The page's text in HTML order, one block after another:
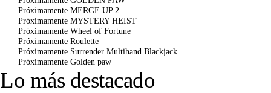
Próximamente MERGE UP 2
Próximamente MYSTERY HEIST
Próximamente Wheel of Fortune
Próximamente Roulette
Próximamente Surrender Multihand Blackjack
Próximamente Golden paw
Lo más destacado